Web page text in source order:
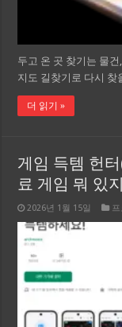
두고 온 곳 찾기는 물
지도 길찾기로 다시 찾
더 읽기 »
게임 득템 헌
료 게임 뭐 있
2026년 1월 15일